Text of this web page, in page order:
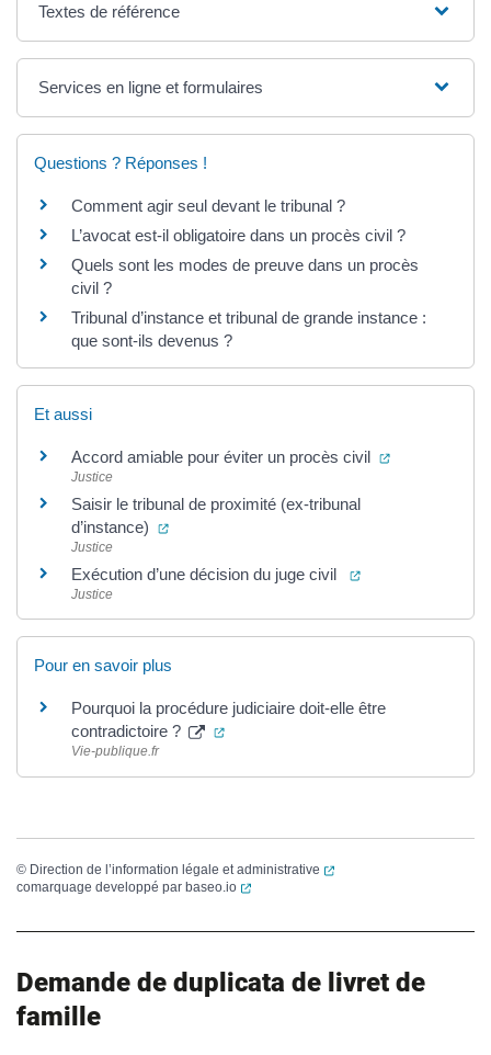
Textes de référence
Services en ligne et formulaires
Questions ? Réponses !
Comment agir seul devant le tribunal ?
L’avocat est-il obligatoire dans un procès civil ?
Quels sont les modes de preuve dans un procès
civil ?
Tribunal d’instance et tribunal de grande instance :
que sont-ils devenus ?
Et aussi
Accord amiable pour éviter un procès civil (ouverture
Justice
Saisir le tribunal de proximité (ex-tribunal
d’instance)
(ouverture dans un nouvel onglet)
Justice
Exécution d’une décision du juge civil (ouverture dans
Justice
Pour en savoir plus
Pourquoi la procédure judiciaire doit-elle être
contradictoire ?
(ouverture dans un nouvel onglet)
Vie-publique.fr
© Direction de l’information légale et administrative
(ouverture dans un
comarquage developpé par baseo.io (ouverture dans un nouvel onglet)
Demande de duplicata de livret de
famille